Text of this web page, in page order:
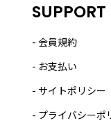
SUPPORT
会員規約
お支払い
サイトポリシー
プライバシーポ